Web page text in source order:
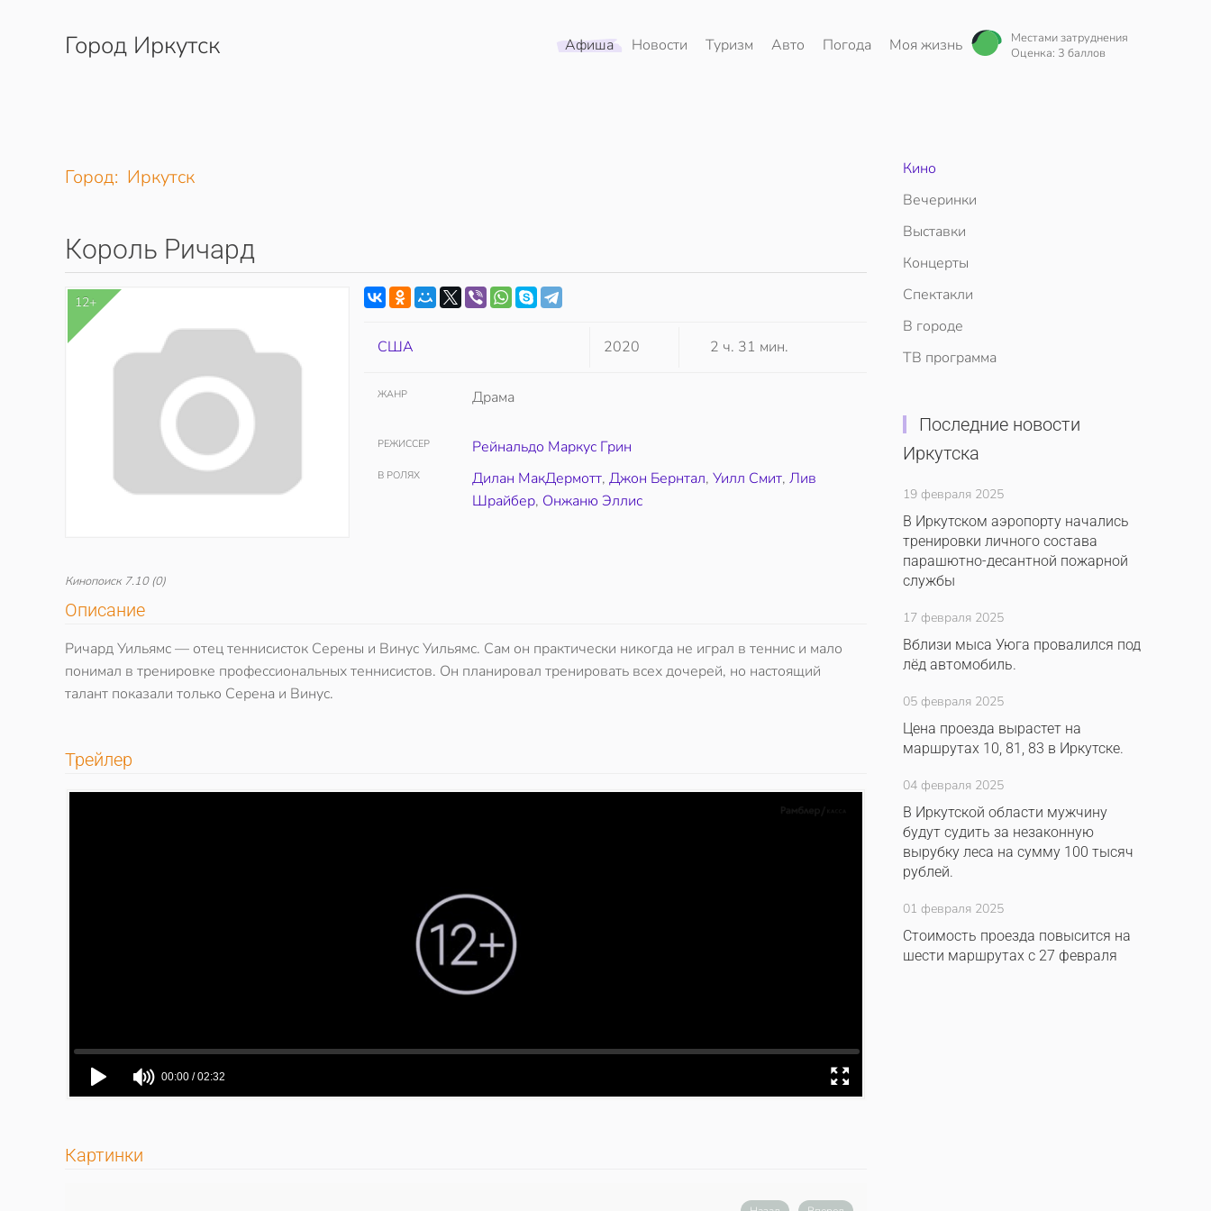
Перейти к содержимому
Город Иркутск Афиша Новости Туризм Авто Погода Моя жизнь
Местами затруднения
Оценка: 3 баллов
Город: Иркутск
Король Ричард
12+
Кинопоиск 7.10(0)
США 2020 2 ч. 31 мин.
ЖАНР Драма
РЕЖИССЕР Рейнальдо Маркус Грин
В РОЛЯХ Дилан МакДермотт,Джон Бернтал,Уилл Смит,Лив
Шрайбер, Онжаню Эллис
Описание
Ричард Уильямс — отец теннисисток Серены и Винус Уильямс. Сам он практически никогда не играл в теннис и мало
понимал в тренировке профессиональных теннисистов. Он планировал тренировать всех дочерей, но настоящий
талант показали только Серена и Винус.
Трейлер
Картинки
Кино
Вечеринки
Выставки
Концерты
Спектакли
В городе
ТВ программа
Последние новости
Иркутска
19 февраля 2025
В Иркутском аэропорту начались
тренировки личного состава
парашютно-десантной пожарной
службы
17 февраля 2025
Вблизи мыса Уюга провалился под
лёд автомобиль.
05 февраля 2025
Цена проезда вырастет на
маршрутах 10, 81, 83 в Иркутске.
04 февраля 2025
В Иркутской области мужчину
будут судить за незаконную
вырубку леса на сумму 100 тысяч
рублей.
01 февраля 2025
Стоимость проезда повысится на
шести маршрутах с 27 февраля